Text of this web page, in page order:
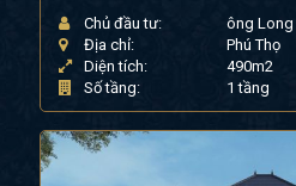
Chủ đầu tư:
ông Long
Địa chỉ:
Phú Thọ
Diện tích:
490m2
Số tầng:
1 tầng